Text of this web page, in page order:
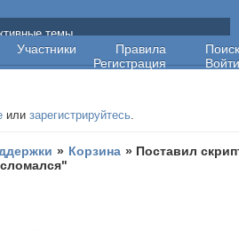
форум поддержки
Участники Правила
Поиск
Регистрация
Войти
темы
илизарегистрируйтесь.
» Корзина » Поставил